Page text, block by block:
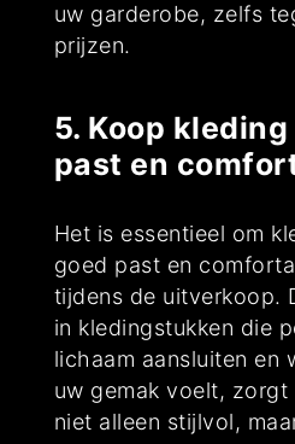
uw garderobe, zelfs
prijzen.
5. Koop
past en
Het is essentieel om
goed past en
tijdens de uitverkoop.
in kledingstukken die
lichaam aansluiten en
uw gemak voelt, zorgt
niet alleen stijlvol,